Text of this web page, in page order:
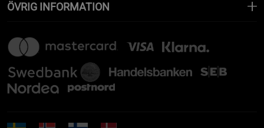
ÖVRIG INFORMATION